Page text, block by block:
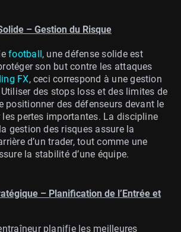
– Gestion du Risque
football, une défense solide est
son but contre les attaques
FX, ceci correspond à une gestion
des stops loss et des limites de
positionner des défenseurs devant le
les pertes importantes. La discipline
gestion des risques assure la
d’un trader, tout comme une
la stabilité d’une équipe.
– Planification de l’Entrée et
planifie les meilleures